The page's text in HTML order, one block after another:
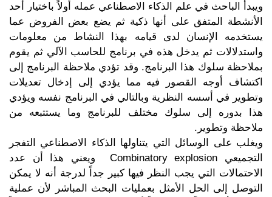
ويبدأ الباحث في علم الذكاء الاصطناعي عمله أولاً باختيار أحد
الأنشطة المتفق على أنها ذكية ثم يضع بعض الفروض عما
يستخدمه الإنسان لدى قيامه بهذا النشاط من معلومات
واستدلالات ثم يدخل هذه في برنامج للحاسب الآلي ثم يقوم
بملاحظة سلوك هذا البرنامج. وقد تؤدي ملاحظة البرنامج إلى
اكتشاف أوجه القصور فيه مما يؤدي إلى إدخال تعديلات
وتطوير في أسسه النظرية وبالتالي في البرنامج نفسه ويؤدي
هذا بدوره إلى سلوك مختلف للبرنامج وما يستتبعه من
ملاحظة وتطوير.
ويغلب على الوسائل التي يتناولها الذكاء الاصطناعي التفجر
التجميعي Combinatory explosion ويعني هذا أن عدد
الاحتمالات التي يجب النظر فيها كبير جداً لدرجة أنه لا يمكن
التوصل إلى الحل الأمثل بعمليات البحث المباشر لأن عملية